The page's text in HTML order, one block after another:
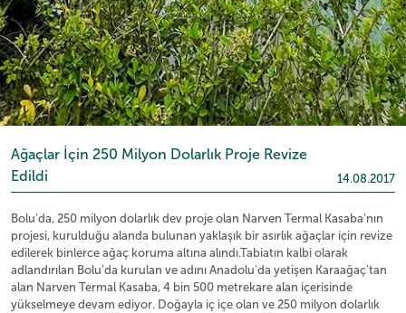
Ağaçlar İçin 250 Milyon Dolarlık Proje Revize
Edildi
14.08.2017
Bolu’da, 250 milyon dolarlık dev proje olan Narven Termal Kasaba’nın
projesi, kurulduğu alanda bulunan yaklaşık bir asırlık ağaçlar için revize
edilerek binlerce ağaç koruma altına alındı.Tabiatın kalbi olarak
adlandırılan Bolu’da kurulan ve adını Anadolu’da yetişen Karaağaç’tan
alan Narven Termal Kasaba, 4 bin 500 metrekare alan içerisinde
yükselmeye devam ediyor. Doğayla iç içe olan ve 250 milyon dolarlık